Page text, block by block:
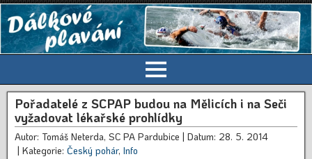
Pořadatelé z SCPAP budou na Mělicích i na Seči
vyžadovat lékařské prohlídky
Autor: Tomáš Neterda, SC PA Pardubice | Datum: 28. 5. 2014
| Kategorie: Český pohár, Info